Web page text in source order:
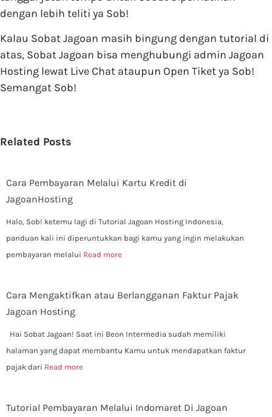
dengan lebih teliti ya Sob!
Kalau Sobat Jagoan masih bingung dengan tutorial di
atas, Sobat Jagoan bisa menghubungi admin Jagoan
Hosting lewat Live Chat ataupun Open Tiket ya Sob!
Semangat Sob!
Related Posts
Cara Pembayaran Melalui Kartu Kredit di
JagoanHosting
Halo, Sob! ketemu lagi di Tutorial Jagoan Hosting Indonesia,
panduan kali ini diperuntukkan bagi kamu yang ingin melakukan
pembayaran melalui Read more
Cara Mengaktifkan atau Berlangganan Faktur Pajak
Jagoan Hosting
Hai Sobat Jagoan! Saat ini Beon Intermedia sudah memiliki
halaman yang dapat membantu Kamu untuk mendapatkan faktur
pajak dari Read more
Tutorial Pembayaran Melalui Indomaret Di Jagoan